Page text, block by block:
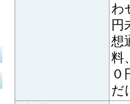
わ
円
想
料
０
だ